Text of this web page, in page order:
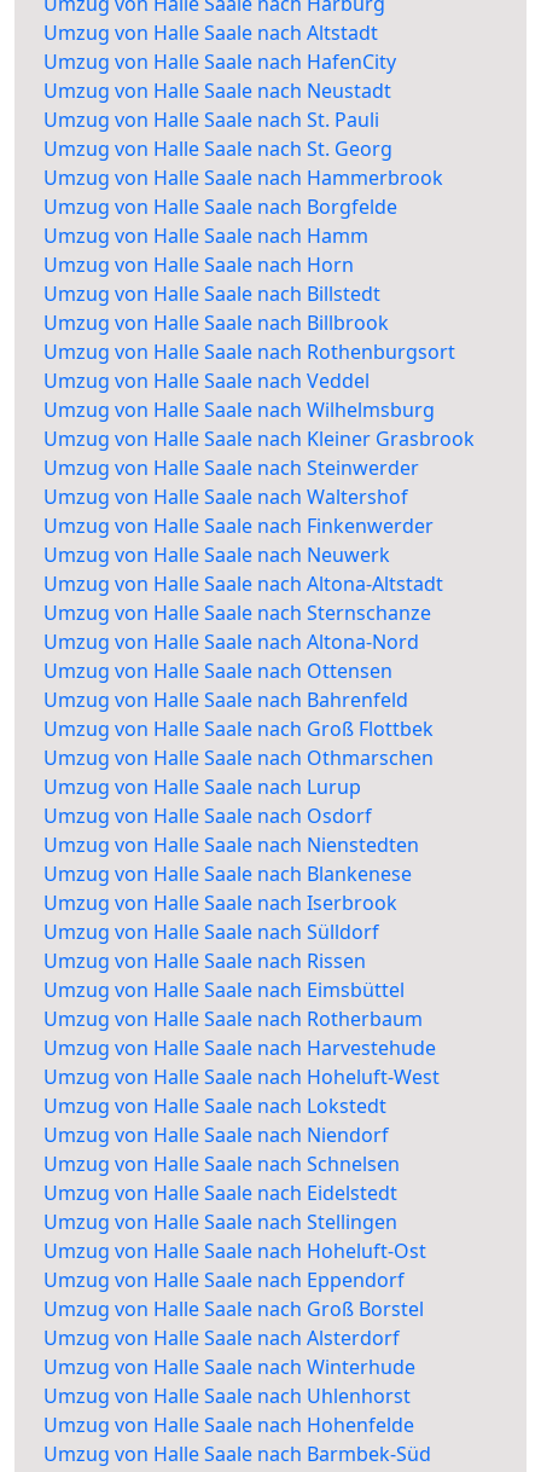
Umzug von Halle Saale nach Altstadt
Umzug von Halle Saale nach HafenCity
Umzug von Halle Saale nach Neustadt
Umzug von Halle Saale nach St. Pauli
Umzug von Halle Saale nach St. Georg
Umzug von Halle Saale nach Hammerbrook
Umzug von Halle Saale nach Borgfelde
Umzug von Halle Saale nach Hamm
Umzug von Halle Saale nach Horn
Umzug von Halle Saale nach Billstedt
Umzug von Halle Saale nach Billbrook
Umzug von Halle Saale nach Rothenburgsort
Umzug von Halle Saale nach Veddel
Umzug von Halle Saale nach Wilhelmsburg
Umzug von Halle Saale nach Kleiner Grasbrook
Umzug von Halle Saale nach Steinwerder
Umzug von Halle Saale nach Waltershof
Umzug von Halle Saale nach Finkenwerder
Umzug von Halle Saale nach Neuwerk
Umzug von Halle Saale nach Altona-Altstadt
Umzug von Halle Saale nach Sternschanze
Umzug von Halle Saale nach Altona-Nord
Umzug von Halle Saale nach Ottensen
Umzug von Halle Saale nach Bahrenfeld
Umzug von Halle Saale nach Groß Flottbek
Umzug von Halle Saale nach Othmarschen
Umzug von Halle Saale nach Lurup
Umzug von Halle Saale nach Osdorf
Umzug von Halle Saale nach Nienstedten
Umzug von Halle Saale nach Blankenese
Umzug von Halle Saale nach Iserbrook
Umzug von Halle Saale nach Sülldorf
Umzug von Halle Saale nach Rissen
Umzug von Halle Saale nach Eimsbüttel
Umzug von Halle Saale nach Rotherbaum
Umzug von Halle Saale nach Harvestehude
Umzug von Halle Saale nach Hoheluft-West
Umzug von Halle Saale nach Lokstedt
Umzug von Halle Saale nach Niendorf
Umzug von Halle Saale nach Schnelsen
Umzug von Halle Saale nach Eidelstedt
Umzug von Halle Saale nach Stellingen
Umzug von Halle Saale nach Hoheluft-Ost
Umzug von Halle Saale nach Eppendorf
Umzug von Halle Saale nach Groß Borstel
Umzug von Halle Saale nach Alsterdorf
Umzug von Halle Saale nach Winterhude
Umzug von Halle Saale nach Uhlenhorst
Umzug von Halle Saale nach Hohenfelde
Umzug von Halle Saale nach Barmbek-Süd